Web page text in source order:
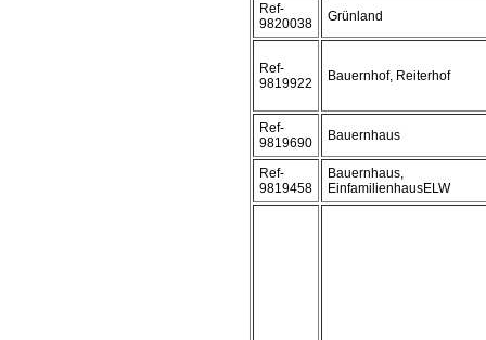
Ref-
9820038
Grünland
Ref-
9819922
Bauernhof, Reiterhof
Ref-
9819690
Bauernhaus
Ref-
9819458
Bauernhaus,
EinfamilienhausELW